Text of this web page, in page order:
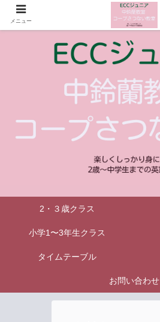
2・３歳クラス
小学1〜3年生クラス
タイムテーブル
お問い合わせ
メニュー